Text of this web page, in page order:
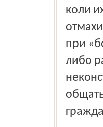
коли
при
либо